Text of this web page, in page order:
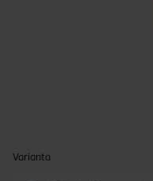
Varianta